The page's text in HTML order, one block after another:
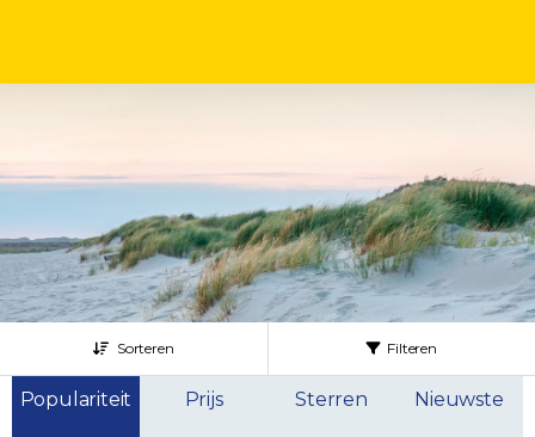
Sorteren Filteren
Populariteit Prijs Sterren Nieuwste